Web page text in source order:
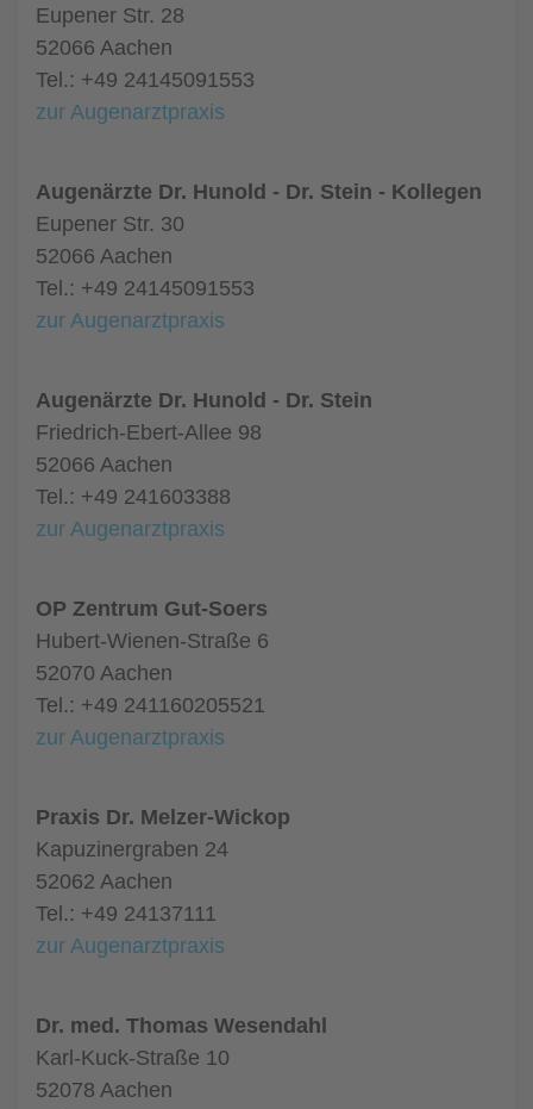
Eupener Str. 28
52066 Aachen
Tel.: +49 24145091553
zur Augenarztpraxis
Augenärzte Dr. Hunold - Dr. Stein - Kollegen
Eupener Str. 30
52066 Aachen
Tel.: +49 24145091553
zur Augenarztpraxis
Augenärzte Dr. Hunold - Dr. Stein
Friedrich-Ebert-Allee 98
52066 Aachen
Tel.: +49 241603388
zur Augenarztpraxis
OP Zentrum Gut-Soers
Hubert-Wienen-Straße 6
52070 Aachen
Tel.: +49 241160205521
zur Augenarztpraxis
Praxis Dr. Melzer-Wickop
Kapuzinergraben 24
52062 Aachen
Tel.: +49 24137111
zur Augenarztpraxis
Dr. med. Thomas Wesendahl
Karl-Kuck-Straße 10
52078 Aachen